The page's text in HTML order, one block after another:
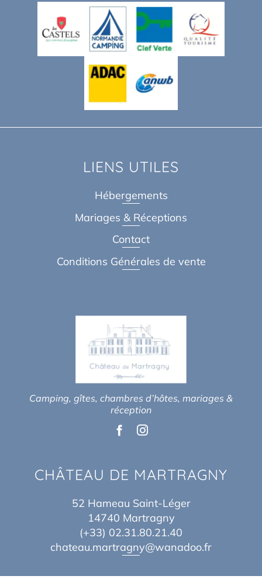
LIENS UTILES
Hébergements
Mariages & Réceptions
Contact
Conditions Générales de vente
Camping, gîtes, chambres d’hôtes, mariages &
réception
CHÂTEAU DE MARTRAGNY
52 Hameau Saint-Léger
14740 Martragny
(+33) 02.31.80.21.40
chateau.martragny@wanadoo.fr